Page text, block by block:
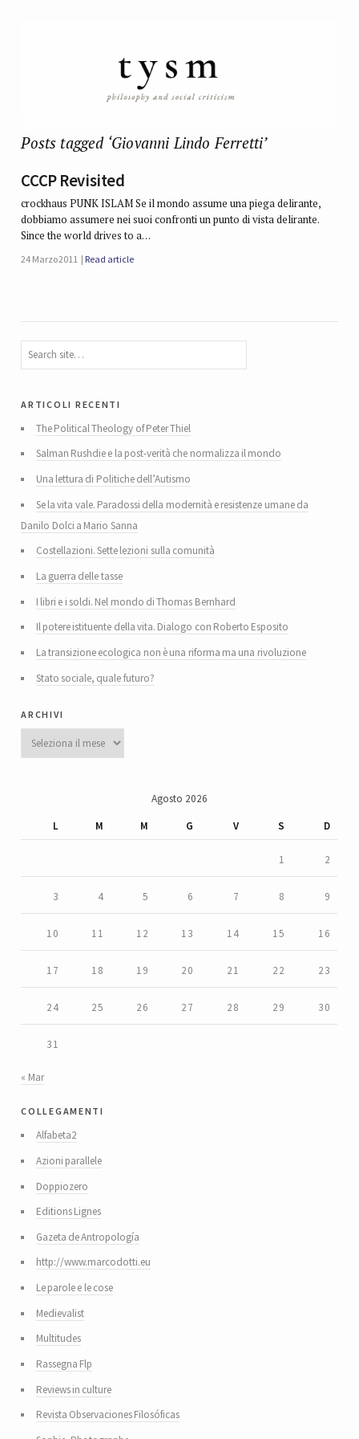
Posts tagged ‘Giovanni Lindo Ferretti’
CCCP Revisited
crockhaus PUNK ISLAM Se il mondo assume una piega delirante,
dobbiamo assumere nei suoi confronti un punto di vista delirante.
Since the world drives to a…
24 Marzo 2011 Read article
articoli recenti
The Political Theology of Peter Thiel
Salman Rushdie e la post-verità che normalizza il mondo
Una lettura di Politiche dell’Autismo
Se la vita vale. Paradossi della modernità e resistenze umane da
Danilo Dolci a Mario Sanna
Costellazioni. Sette lezioni sulla comunità
La guerra delle tasse
I libri e i soldi. Nel mondo di Thomas Bernhard
Il potere istituente della vita. Dialogo con Roberto Esposito
La transizione ecologica non è una riforma ma una rivoluzione
Stato sociale, quale futuro?
archivi
Archivi
Agosto 2026
L
M M G V S D
1 2
3 4 5 6 7 8 9
10 11 12 13 14 15 16
17 18 19 20 21 22 23
24 25 26 27 28 29 30
31
« Mar
collegamenti
Alfabeta2
Azioni parallele
Doppiozero
Editions Lignes
Gazeta de Antropología
http://www.marcodotti.eu
Le parole e le cose
Medievalist
Multitudes
Rassegna Flp
Reviews in culture
Revista Observaciones Filosóficas